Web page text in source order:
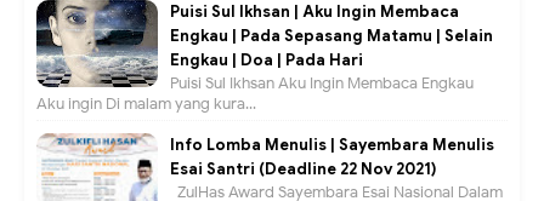
Puisi Sul Ikhsan | Aku Ingin Membaca
Engkau | Pada Sepasang Matamu | Selain
Engkau | Doa | Pada Hari
Puisi Sul Ikhsan Aku Ingin Membaca Engkau
Aku ingin Di malam yang kura...
Info Lomba Menulis | Sayembara Menulis
Esai Santri (Deadline 22 Nov 2021)
ZulHas Award Sayembara Esai Nasional Dalam